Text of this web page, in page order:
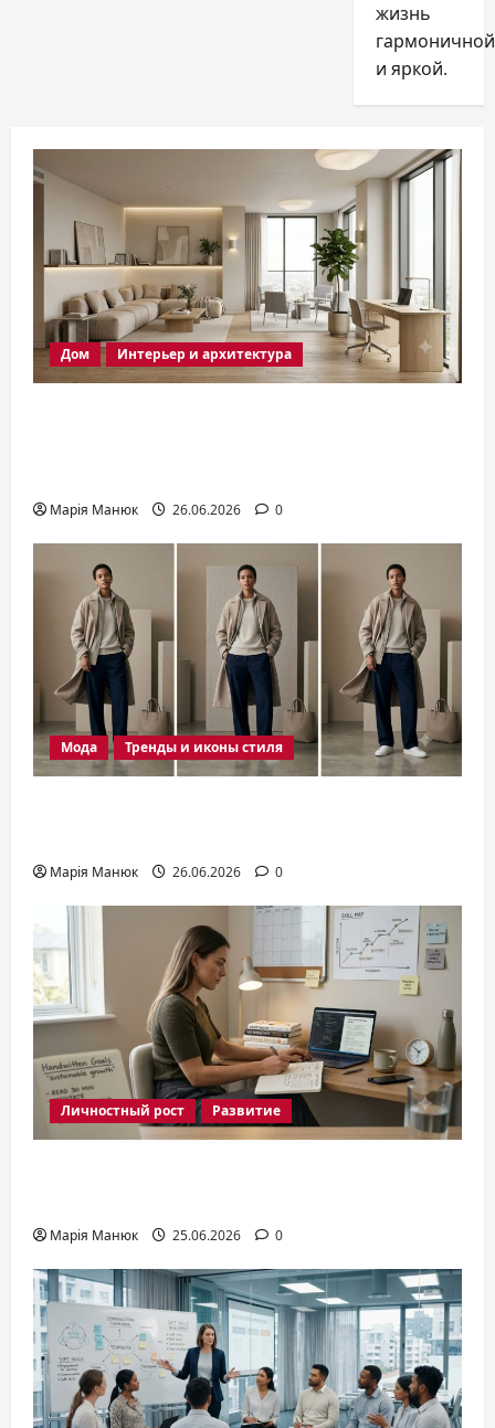
жизнь
гармоничной
и яркой.
Дом Интерьер и архитектура
Марія Манюк 26.06.2026 0
Мода Тренды и иконы стиля
Марія Манюк 26.06.2026 0
Личностный рост Развитие
Марія Манюк 25.06.2026 0